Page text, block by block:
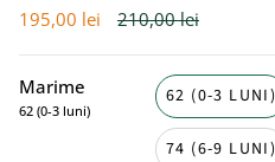
195,00 lei
Preț
210,00 lei
Marime
62 (0-3 luni)
62 (0-3 LUNI)
74 (6-9 LUNI)